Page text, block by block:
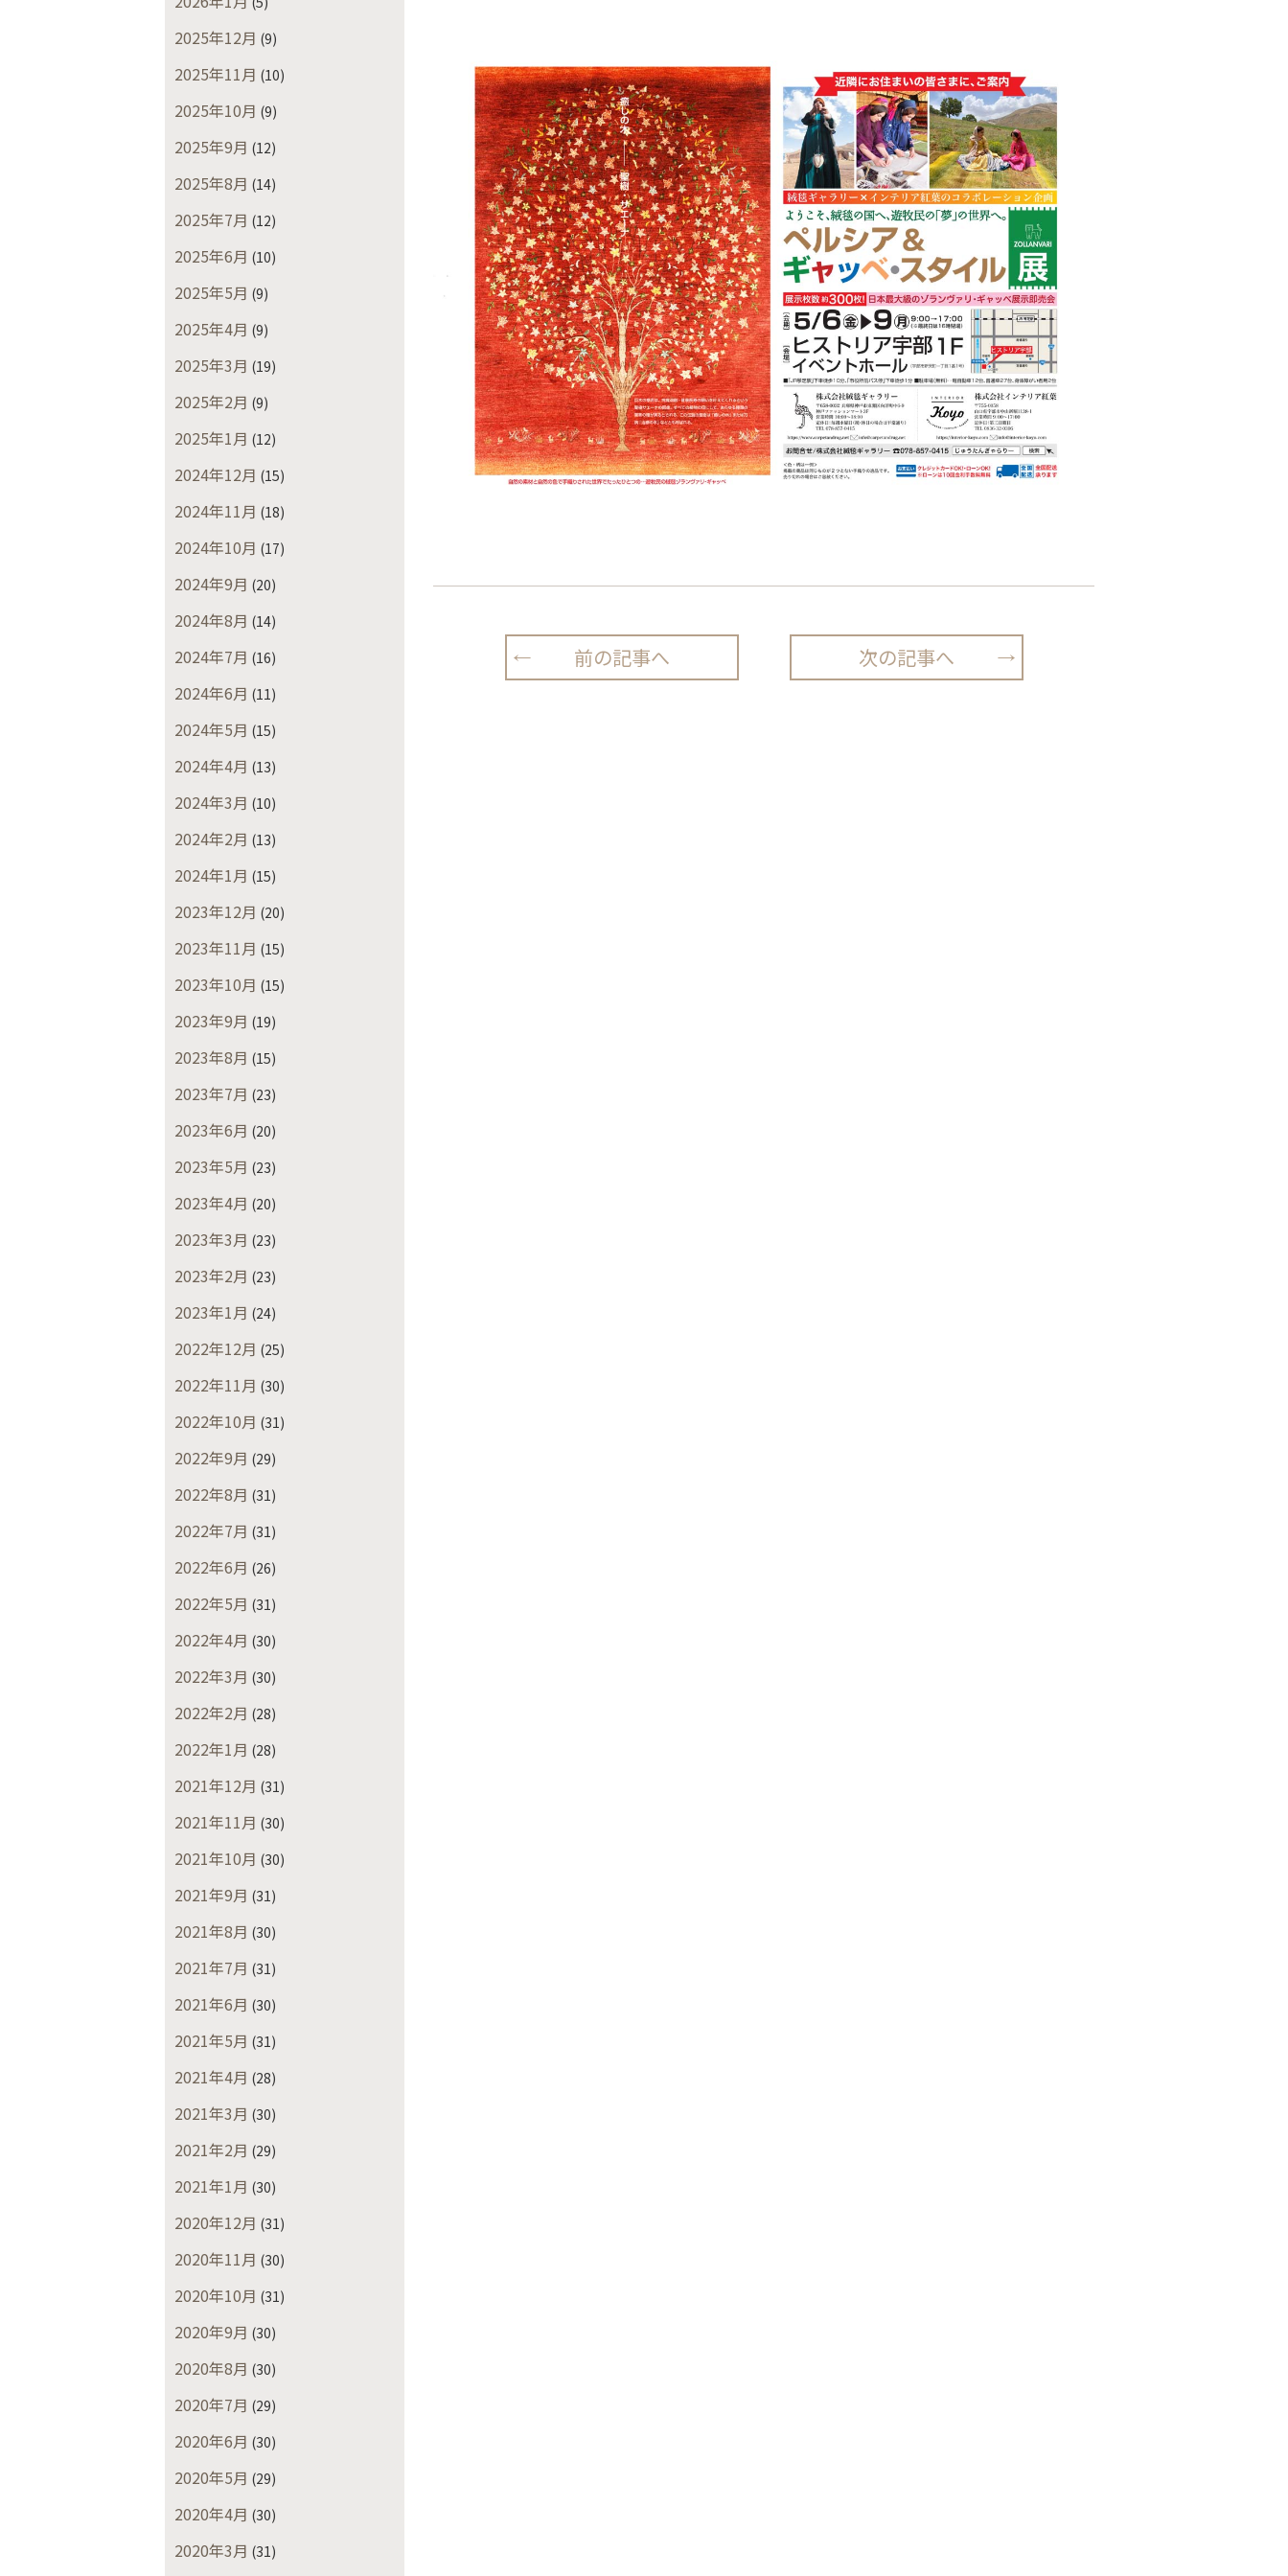
2025年12月 (9)
2025年11月 (10)
2025年10月 (9)
2025年9月 (12)
2025年8月 (14)
2025年7月 (12)
2025年6月 (10)
2025年5月 (9)
2025年4月 (9)
2025年3月 (19)
2025年2月 (9)
2025年1月 (12)
2024年12月 (15)
2024年11月 (18)
2024年10月 (17)
2024年9月 (20)
2024年8月 (14)
2024年7月 (16)
2024年6月 (11)
2024年5月 (15)
2024年4月 (13)
2024年3月 (10)
2024年2月 (13)
2024年1月 (15)
2023年12月 (20)
2023年11月 (15)
2023年10月 (15)
2023年9月 (19)
2023年8月 (15)
2023年7月 (23)
2023年6月 (20)
2023年5月 (23)
2023年4月 (20)
2023年3月 (23)
2023年2月 (23)
2023年1月 (24)
2022年12月 (25)
2022年11月 (30)
2022年10月 (31)
2022年9月 (29)
2022年8月 (31)
2022年7月 (31)
2022年6月 (26)
2022年5月 (31)
2022年4月 (30)
2022年3月 (30)
2022年2月 (28)
2022年1月 (28)
2021年12月 (31)
2021年11月 (30)
2021年10月 (30)
2021年9月 (31)
2021年8月 (30)
2021年7月 (31)
2021年6月 (30)
2021年5月 (31)
2021年4月 (28)
2021年3月 (30)
2021年2月 (29)
2021年1月 (30)
2020年12月 (31)
2020年11月 (30)
2020年10月 (31)
2020年9月 (30)
2020年8月 (30)
2020年7月 (29)
2020年6月 (30)
2020年5月 (29)
2020年4月 (30)
2020年3月 (31)
前の記事へ 次の記事へ